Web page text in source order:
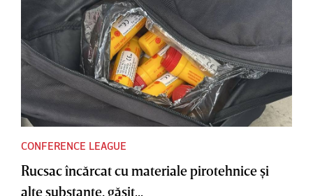
CONFERENCE LEAGUE
Rucsac încărcat cu materiale pirotehnice şi
alte substanţe, găsit...